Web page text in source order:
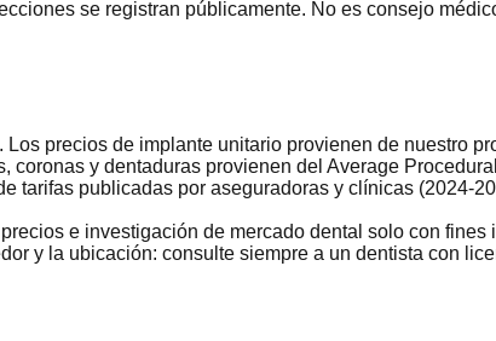
se registran públicamente. No es consejo
precios de implante unitario provienen de nuestro
y dentaduras provienen del Average
tarifas publicadas por aseguradoras y clínicas (2024-
e investigación de mercado dental solo con fines
y la ubicación: consulte siempre a un dentista con